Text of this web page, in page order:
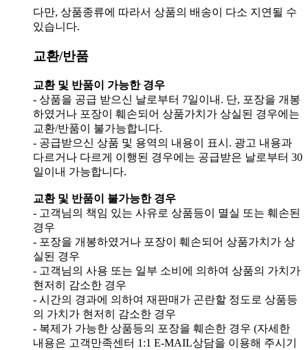
다만, 상품종류에 따라서 상품의 배송이 다소 지연될 수
있습니다.
교환/반품
교환 및 반품이 가능한 경우
- 상품을 공급 받으신 날로부터 7일이내. 단, 포장을 개봉
하였거나 포장이 훼손되어 상품가치가 상실된 경우에는
교환/반품이 불가능합니다.
- 공급받으신 상품 및 용역의 내용이 표시. 광고 내용과
다르거나 다르게 이행된 경우에는 공급받은 날로부터 30
일이내 가능합니다.
교환 및 반품이 불가능한 경우
- 고객님의 책임 있는 사유로 상품등이 멸실 또는 훼손된
경우
- 포장을 개봉하였거나 포장이 훼손되어 상품가치가 상
실된 경우
- 고객님의 사용 또는 일부 소비에 의하여 상품의 가치가
현저히 감소한 경우
- 시간의 경과에 의하여 재판매가 곤란할 정도로 상품등
의 가치가 현저히 감소한 경우
- 복제가 가능한 상품등의 포장을 훼손한 경우 (자세한
내용은 고객만족센터 1:1 E-MAIL상담을 이용해 주시기